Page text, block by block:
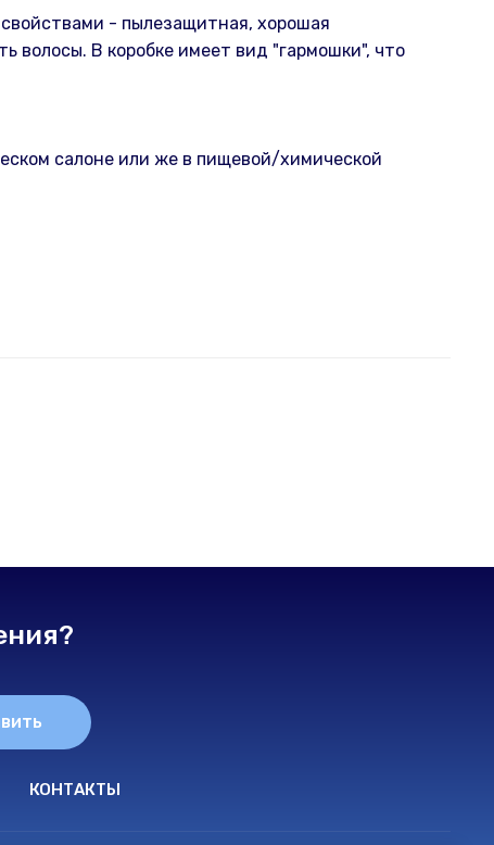
- пылезащитная, хорошая
волосы. В коробке имеет вид "гармошки", что
салоне или же в пищевой/химической
КОНТАКТЫ